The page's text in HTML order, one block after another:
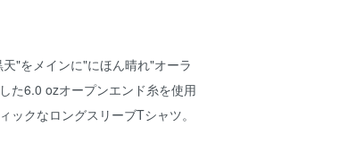
"をメインに"にほん晴れ"オーラ
た6.0 ozオープンエンド糸を使用
ックなロングスリーブTシャツ。